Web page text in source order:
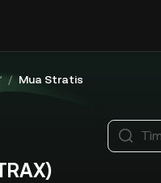
/ Mua Stratis